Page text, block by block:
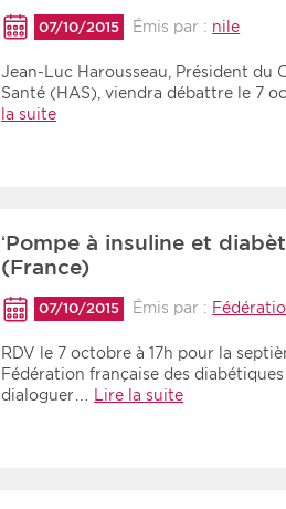
07/10/2015 Émis par : nile
Jean-Luc Harousseau, Président du
Santé (HAS), viendra débattre le 7
la suite
‘Pompe à insuline et
(France)
07/10/2015 Émis par :
RDV le 7 octobre à 17h pour la
Fédération française des
dialoguer…
Lire la suite